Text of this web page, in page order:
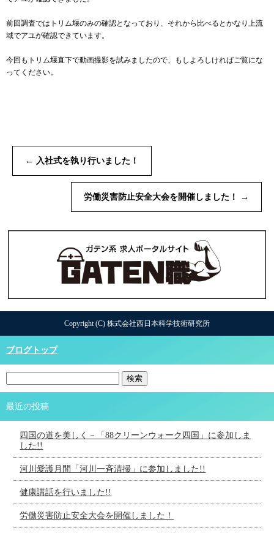
前回調査ではトリム堰のみの確認となっており、それから比べるとかなり上流
域でアユが確認できています。
今回もトリム堰直下で動画撮影を試みましたので、もしよろしければご覧にな
ってください。
← 入社式を執り行いました！
労働災害防止安全大会を開催しました！ →
Copyright (C) 株式会社西日本科学技術研究所
ブログトップ
最近の投稿
四国の道を美しく－「88クリーンウォーク四国」に参加しま
した!!
河川愛護月間「河川一斉清掃」に参加しました!!
健康講話を行いました!!
労働災害防止安全大会を開催しました！